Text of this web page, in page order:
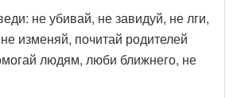
не убивай, не завидуй, не лги,
изменяй, почитай родителей
людям, люби ближнего, не